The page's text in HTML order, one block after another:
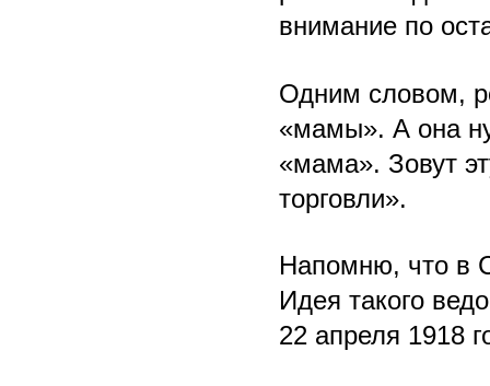
внимание по
Одним словом,
«мамы». А она
«мама». Зовут
торговли».
Напомню, что в
Идея такого
22 апреля 1918